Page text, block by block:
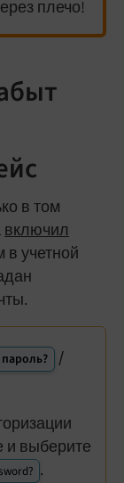
плечо!
в том
включил
в учетной
/
и выберите
.